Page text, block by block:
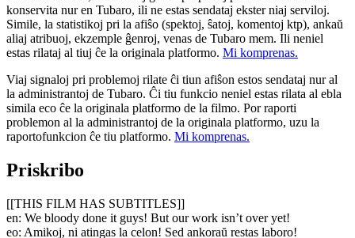
konservita nur en Tubaro, ili ne estas sendataj ekster niaj serviloj.
Simile, la statistikoj pri la afiŝo (spektoj, ŝatoj, komentoj ktp), ankaŭ
aliaj atribuoj, ekzemple ĝenroj, venas de Tubaro mem. Ili neniel
estas rilataj al tiuj ĉe la originala platformo. Mi komprenas.
Viaj signaloj pri problemoj rilate ĉi tiun afiŝon estos sendataj nur al
la administrantoj de Tubaro. Ĉi tiu funkcio neniel estas rilata al ebla
simila eco ĉe la originala platformo de la filmo. Por raporti
problemon al la administrantoj de la originala platformo, uzu la
raportofunkcion ĉe tiu platformo. Mi komprenas.
Priskribo
[[THIS FILM HAS SUBTITLES]]
en: We bloody done it guys! But our work isn’t over yet!
eo: Amikoj, ni atingas la celon! Sed ankoraŭ restas laboro!